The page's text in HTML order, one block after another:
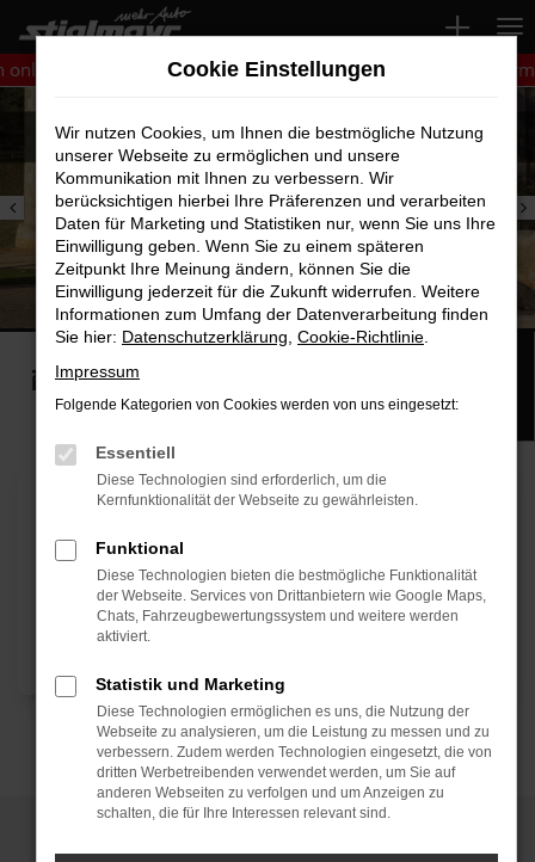
Zum
Hauptinhalt
springen
buchen! Hier klicken und ganz einfach Ihren Wunschtermin
FAHRZEUGSUCHE
AUTO
Kontakt aufnehmen
Cookie Einstellungen
Wir nutzen Cookies, um Ihnen die bestmögliche Nutzung
unserer Webseite zu ermöglichen und unsere
Kommunikation mit Ihnen zu verbessern. Wir
berücksichtigen hierbei Ihre Präferenzen und verarbeiten
Daten für Marketing und Statistiken nur, wenn Sie uns Ihre
Einwilligung geben. Wenn Sie zu einem späteren
Zeitpunkt Ihre Meinung ändern, können Sie die
Einwilligung jederzeit für die Zukunft widerrufen. Weitere
Informationen zum Umfang der Datenverarbeitung finden
Sie hier: Datenschutzerklärung Cookie-Richtlinie
Impressum
Folgende Kategorien von Cookies werden von uns eingesetzt:
Essentiell
Diese Technologien sind erforderlich, um die
Kernfunktionalität der Webseite zu gewährleisten.
Funktional
Diese Technologien bieten die bestmögliche Funktionalität
der Webseite. Services von Drittanbietern wie Google Maps,
Chats, Fahrzeugbewertungssystem und weitere werden
aktiviert.
Statistik und Marketing
Diese Technologien ermöglichen es uns, die Nutzung der
Webseite zu analysieren, um die Leistung zu messen und zu
verbessern. Zudem werden Technologien eingesetzt, die von
dritten Werbetreibenden verwendet werden, um Sie auf
anderen Webseiten zu verfolgen und um Anzeigen zu
schalten, die für Ihre Interessen relevant sind.